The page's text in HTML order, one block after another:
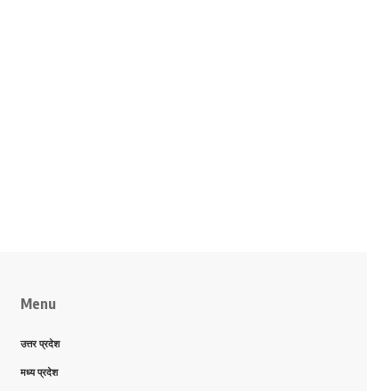
Menu
उत्तर प्रदेश
मध्य प्रदेश